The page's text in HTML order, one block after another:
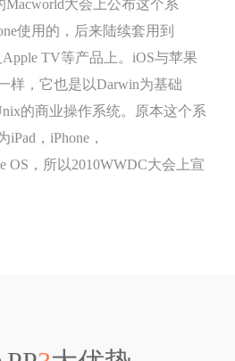
Macworld大会上公布这个系
使用的，后来陆续套用到
Apple TV等产品上。iOS与苹果
样，它也是以Darwin为基础
的商业操作系统。原本这个系
iPad，iPhone，
OS，所以2010WWDC大会上宣